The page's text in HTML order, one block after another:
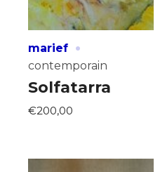
marief ·
contemporain
Solfatarra
€200,00